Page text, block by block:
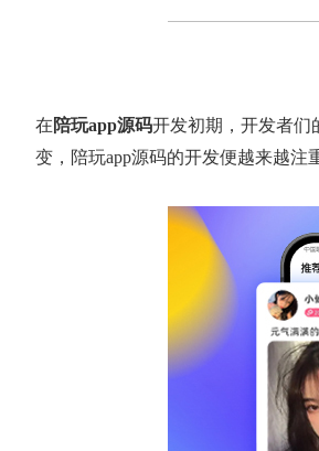
在陪玩app源码开发初期，开发者们
变，陪玩app源码的开发便越来越注